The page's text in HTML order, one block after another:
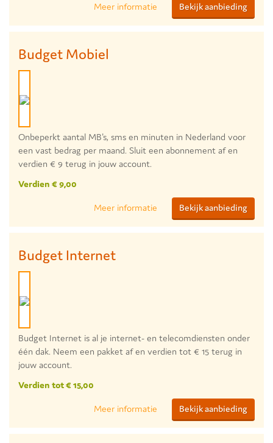
Meer informatie Bekijk aanbieding
Budget Mobiel
Onbeperkt aantal MB's, sms en minuten in Nederland voor
een vast bedrag per maand. Sluit een abonnement af en
verdien € 9 terug in jouw account.
Verdien € 9,00
Meer informatie Bekijk aanbieding
Budget Internet
Budget Internet is al je internet- en telecomdiensten onder
één dak. Neem een pakket af en verdien tot € 15 terug in
jouw account.
Verdien tot € 15,00
Meer informatie Bekijk aanbieding